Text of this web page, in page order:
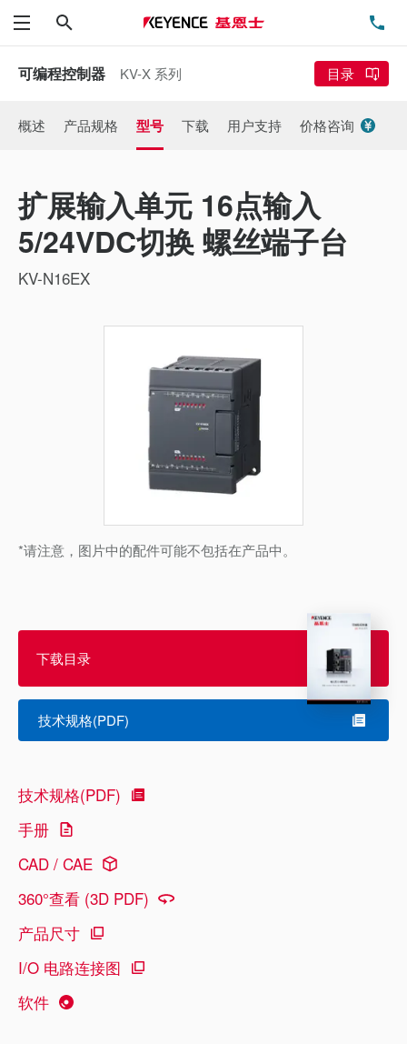
菜单
可编程控制器 KV-X 系列 目录
概述 产品规格 型号 下载 用户支持 价格咨询
扩展输入单元 16点输入
5/24VDC切换 螺丝端子台
KV-N16EX
*请注意，图片中的配件可能不包括在产品中。
下载目录
技术规格(PDF)
技术规格(PDF)
手册
CAD / CAE
360°查看 (3D PDF)
产品尺寸
I/O 电路连接图
软件